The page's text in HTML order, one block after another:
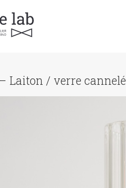
Laiton / verre cannelé